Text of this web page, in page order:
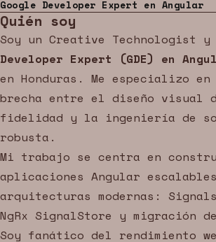
· ANGULAR · WEB YEOU.DEV · ANGULAR ·
Google Developer Expert en Angular
Quién soy
Soy un Creative Technologist y
Developer Expert (GDE) en
en Honduras. Me especializo
brecha entre el diseño visual
fidelidad y la ingeniería de
robusta.
Mi trabajo se centra en
aplicaciones Angular
arquitecturas modernas:
NgRx SignalStore y migración
Soy fanático del rendimiento